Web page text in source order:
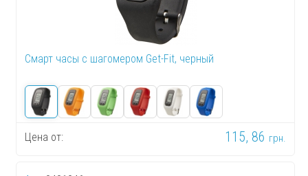
Смарт часы с шагомером Get-Fit, черный
Цена от: 115, 86 грн.